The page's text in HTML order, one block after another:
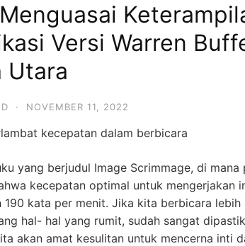
Versi Warren
Utara
· NOVEMBER 11, 2022
kecepatan dalam berbicara
yang berjudul Image Scrimmage, di mana
kecepatan optimal untuk mengerjakan
190 kata per menit. Jika kita berbicara lebih
hal- hal yang rumit, sudah sangat
akan amat kesulitan untuk mencerna inti